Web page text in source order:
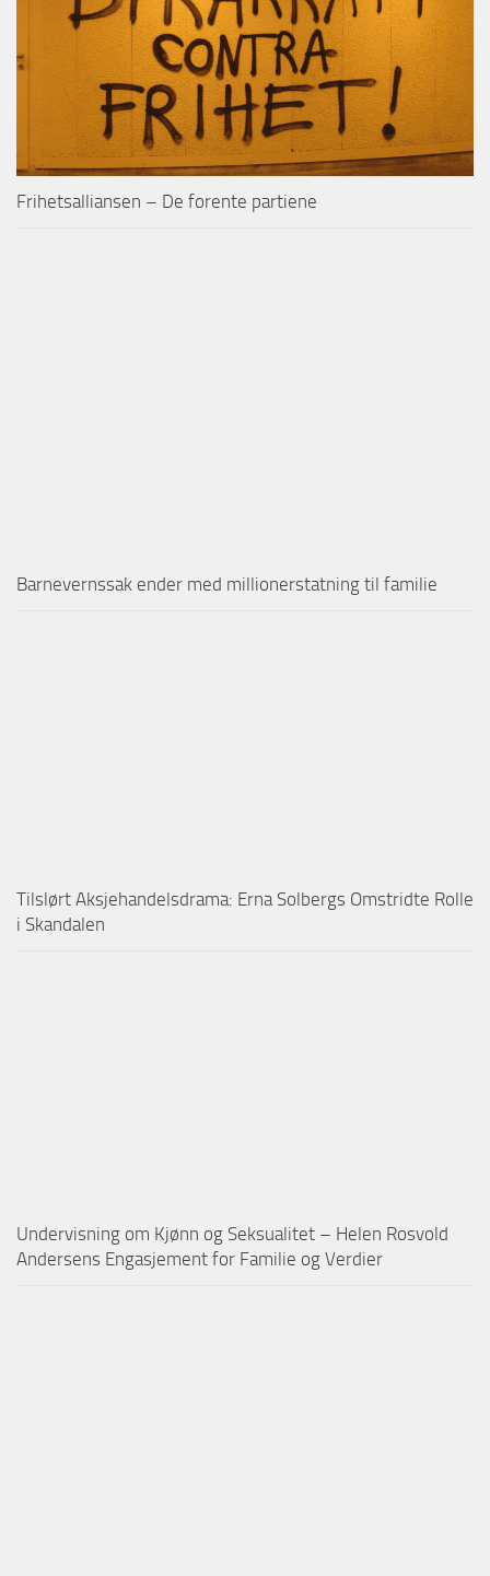
Frihetsalliansen – De forente partiene
Barnevernssak ender med millionerstatning til familie
Tilslørt Aksjehandelsdrama: Erna Solbergs Omstridte Rolle
i Skandalen
Undervisning om Kjønn og Seksualitet – Helen Rosvold
Andersens Engasjement for Familie og Verdier